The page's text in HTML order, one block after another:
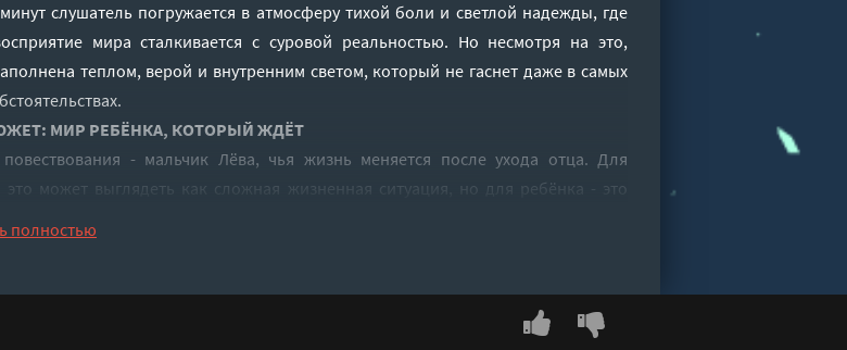
слушатель погружается в атмосферу тихой боли и светлой надежды, где
мира сталкивается с суровой реальностью. Но несмотря на это,
теплом, верой и внутренним светом, который не гаснет даже в самых
МИР РЕБЁНКА, КОТОРЫЙ ЖДЁТ
- мальчик Лёва, чья жизнь меняется после ухода отца. Для
это может выглядеть как сложная жизненная ситуация, но для ребёнка - это
полностью